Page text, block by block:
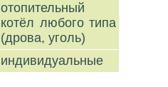
отопительный
котёл любого типа
(дрова, уголь)
индивидуальные